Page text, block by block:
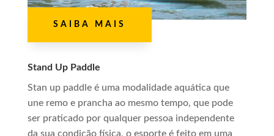
SAIBA MAIS
Stand Up Paddle
Stan up paddle é uma modalidade aquática que
une remo e prancha ao mesmo tempo, que pode
ser praticado por qualquer pessoa independente
da sua condição física, o esporte é feito em uma